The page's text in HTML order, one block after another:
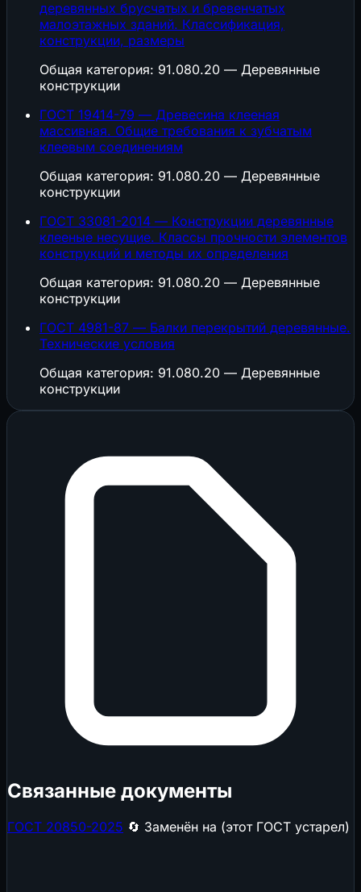
деревянных брусчатых и бревенчатых
малоэтажных зданий. Классификация,
конструкции, размеры
Общая категория: 91.080.20 — Деревянные
конструкции
ГОСТ 19414-79 — Древесина клееная
массивная. Общие требования к зубчатым
клеевым соединениям
Общая категория: 91.080.20 — Деревянные
конструкции
ГОСТ 33081-2014 — Конструкции деревянные
клееные несущие. Классы прочности элементов
конструкций и методы их определения
Общая категория: 91.080.20 — Деревянные
конструкции
ГОСТ 4981-87 — Балки перекрытий деревянные.
Технические условия
Общая категория: 91.080.20 — Деревянные
конструкции
Связанные документы
ГОСТ 20850-2025 🔄 Заменён на (этот ГОСТ устарел)